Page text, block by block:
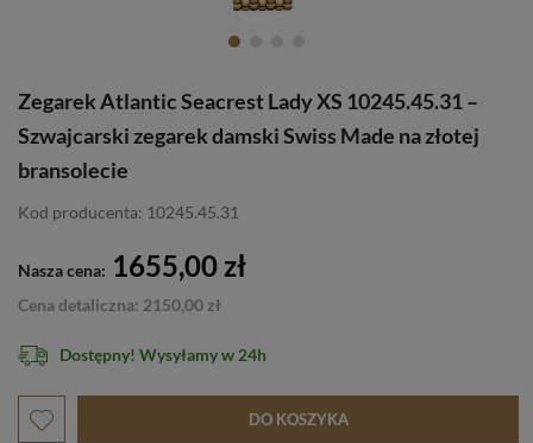
Zegarek Atlantic Seacrest Lady XS 10245.45.31 –
Szwajcarski zegarek damski Swiss Made na złotej
bransolecie
Kod producenta: 10245.45.31
Nasza cena: 1655,00 zł
Cena detaliczna: 2150,00 zł
Dostępny! Wysyłamy w 24h
DO KOSZYKA